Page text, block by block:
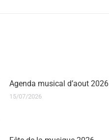
Agenda musical d’aout 2026
15/07/2026